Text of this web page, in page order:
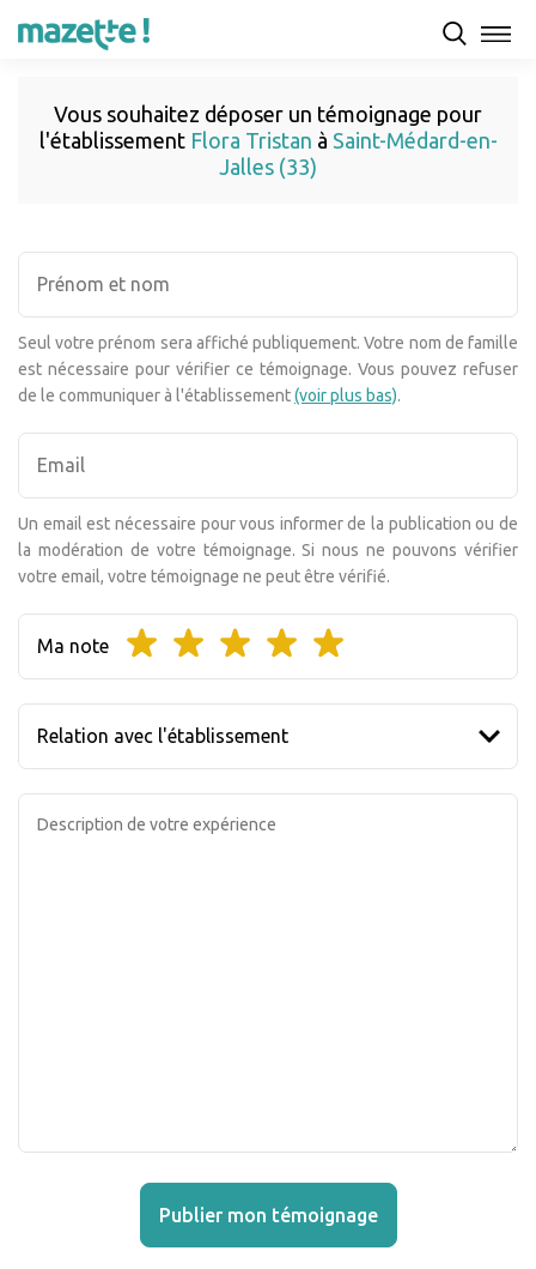
Vous souhaitez déposer un témoignage pour
l'établissement Flora Tristan à Saint-Médard-en-
Jalles (33)
Seul votre prénom sera affiché publiquement. Votre nom de famille
est nécessaire pour vérifier ce témoignage. Vous pouvez refuser
de le communiquer à l'établissement(voir plus bas).
Un email est nécessaire pour vous informer de la publication ou de
la modération de votre témoignage. Si nous ne pouvons vérifier
votre email, votre témoignage ne peut être vérifié.
Ma note
Publier mon témoignage